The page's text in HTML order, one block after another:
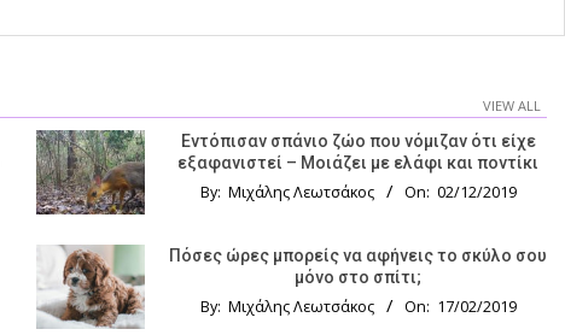
VIEW ALL
Εντόπισαν σπάνιο ζώο που νόμιζαν ότι είχε
εξαφανιστεί – Μοιάζει με ελάφι και ποντίκι
By: Μιχάλης Λεωτσάκος On: 02/12/2019
Πόσες ώρες μπορείς να αφήνεις το σκύλο σου
μόνο στο σπίτι;
By: Μιχάλης Λεωτσάκος On: 17/02/2019